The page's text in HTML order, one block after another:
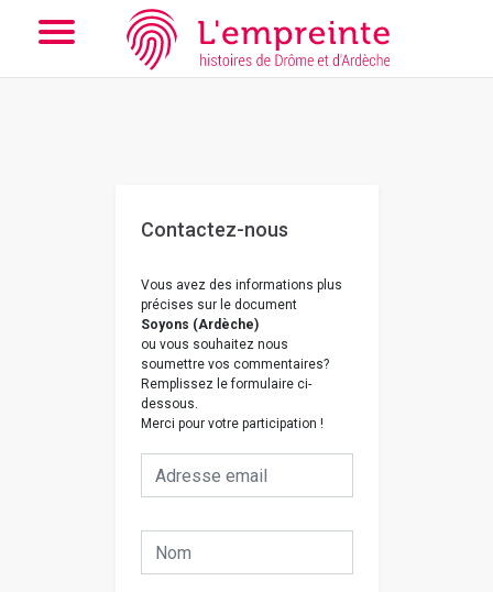
Array ( [slug] => nous-contacter [doc] => JMA001 )
new slick-theme.css if you want the default styling
Contactez-nous
Vous avez des informations plus
précises sur le document
Soyons (Ardèche)
ou vous souhaitez nous
soumettre vos commentaires?
Remplissez le formulaire ci-
dessous.
Merci pour votre participation !